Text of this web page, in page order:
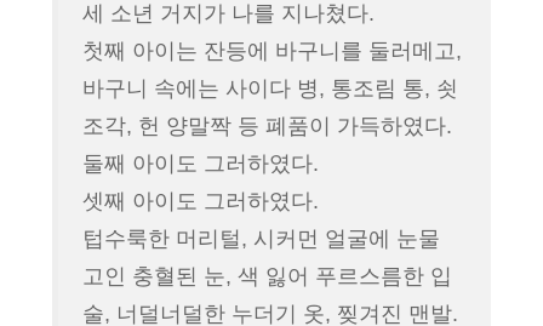
세 소년 거지가 나를 지나쳤다.
첫째 아이는 잔등에 바구니를 둘러메고,
바구니 속에는 사이다 병, 통조림 통, 쇳
조각, 헌 양말짝 등 폐품이 가득하였다.
둘째 아이도 그러하였다.
셋째 아이도 그러하였다.
텁수룩한 머리털, 시커먼 얼굴에 눈물
고인 충혈된 눈, 색 잃어 푸르스름한 입
술, 너덜너덜한 누더기 옷, 찢겨진 맨발.